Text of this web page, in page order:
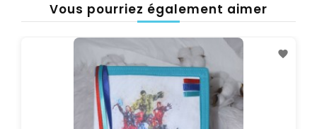
Vous pourriez également aimer